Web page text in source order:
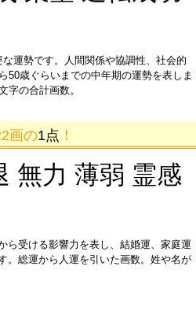
運勢です。人間関係や協調性、社会的
50歳ぐらいまでの中年期の運勢を表しま
字の合計画数。
画の1点 ！
無力 薄弱 霊感
ら受ける影響力を表し、結婚運、家庭運
。総運から人運を引いた画数。姓や名が